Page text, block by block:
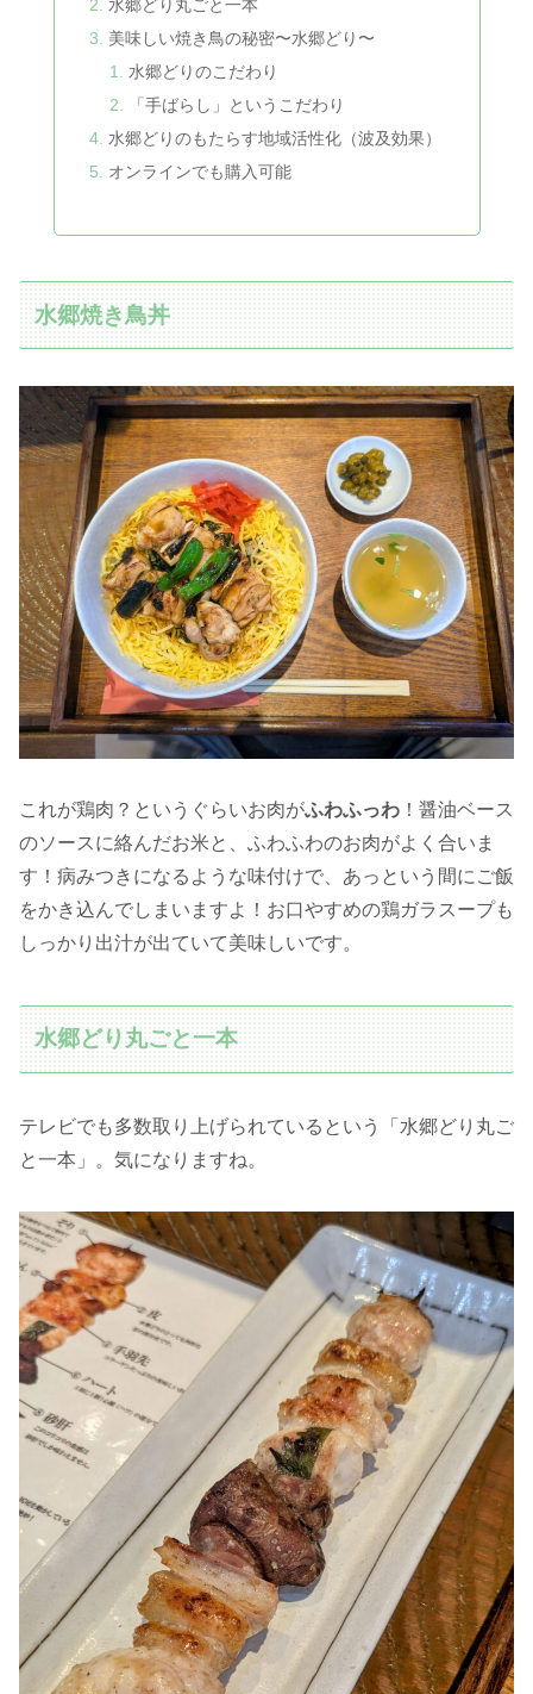
水郷どり丸ごと一本
美味しい焼き鳥の秘密〜水郷どり〜
水郷どりのこだわり
「手ばらし」というこだわり
水郷どりのもたらす地域活性化（波及効果）
オンラインでも購入可能
水郷焼き鳥丼
これが鶏肉？というぐらいお肉がふわふっわ ！醤油ベース
のソースに絡んだお米と、ふわふわのお肉がよく合いま
す！病みつきになるような味付けで、あっという間にご飯
をかき込んでしまいますよ！お口やすめの鶏ガラスープも
しっかり出汁が出ていて美味しいです。
水郷どり丸ごと一本
テレビでも多数取り上げられているという「水郷どり丸ご
と一本」。気になりますね。